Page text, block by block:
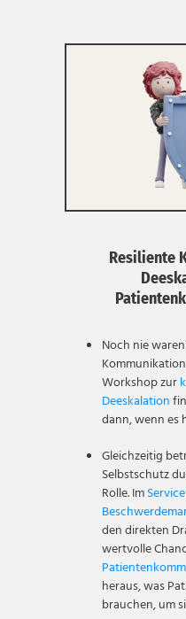
Resiliente
Noch nie
Workshop zur
Deeskalation
dann, wenn es
Gleichzeitig
Selbstschutz
Rolle. ImService
den direkten
wertvolle
heraus, was
brauchen, um